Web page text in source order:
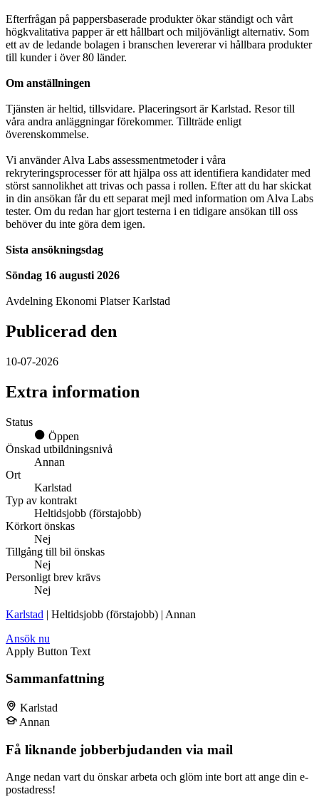
Efterfrågan på pappersbaserade produkter ökar ständigt och vårt
högkvalitativa papper är ett hållbart och miljövänligt alternativ. Som
ett av de ledande bolagen i branschen levererar vi hållbara produkter
till kunder i över 80 länder.
Om anställningen
Tjänsten är heltid, tillsvidare. Placeringsort är Karlstad. Resor till
våra andra anläggningar förekommer. Tillträde enligt
överenskommelse.
Vi använder Alva Labs assessmentmetoder i våra
rekryteringsprocesser för att hjälpa oss att identifiera kandidater med
störst sannolikhet att trivas och passa i rollen. Efter att du har skickat
in din ansökan får du ett separat mejl med information om Alva Labs
tester. Om du redan har gjort testerna i en tidigare ansökan till oss
behöver du inte göra dem igen.
Sista ansökningsdag
Söndag 16 augusti 2026
Avdelning Ekonomi Platser Karlstad
Publicerad den
10-07-2026
Extra information
Status
Öppen
Önskad utbildningsnivå
Annan
Ort
Karlstad
Typ av kontrakt
Heltidsjobb (förstajobb)
Körkort önskas
Nej
Tillgång till bil önskas
Nej
Personligt brev krävs
Nej
Karlstad | Heltidsjobb (förstajobb) | Annan
Ansök nu
Apply Button Text
Sammanfattning
Karlstad
Annan
Få liknande jobberbjudanden via mail
Ange nedan vart du önskar arbeta och glöm inte bort att ange din e-
postadress!